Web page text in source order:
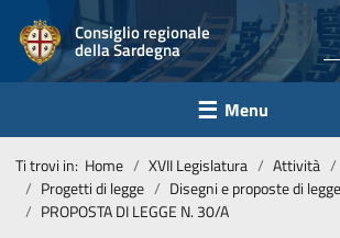
Consiglio regionale
della Sardegna
Menu
Ti trovi in: Home XVII Legislatura Attività
Progetti di legge
Disegni e proposte di legge
PROPOSTA DI LEGGE N. 30/A